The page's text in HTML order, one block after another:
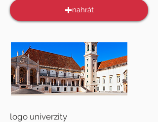
nahrát
logo univerzity